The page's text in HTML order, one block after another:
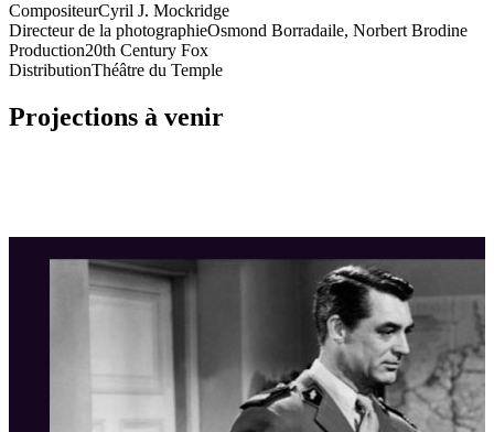
CompositeurCyril J. Mockridge
Directeur de la photographieOsmond Borradaile, Norbert Brodine
Production20th Century Fox
DistributionThéâtre du Temple
Projections à venir